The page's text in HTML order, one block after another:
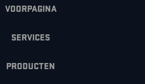
VOORPAGINA
SERVICES
PRODUCTEN